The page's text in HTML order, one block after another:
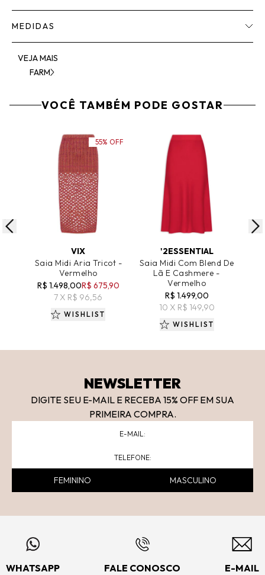
MEDIDAS
VEJA MAIS
FARM
VOCÊ TAMBÉM PODE GOSTAR
ADICIONAR AO CARRINHO
VIX
Saia Midi Aria Tricot -
Vermelho
R$ 1.498,00R$ 675,90
7 X R$ 96,56
55% OFF
WISHLIST
ADICIONAR AO CARRINHO
'2ESSENTIAL
Saia Midi Com Blend De
Lã E Cashmere -
Vermelho
R$ 1.499,00
10 X R$ 149,90
WISHLIST
NEWSLETTER
DIGITE SEU E-MAIL E RECEBA 15% OFF EM SUA
PRIMEIRA COMPRA.
FEMININO MASCULINO
WHATSAPP FALE CONOSCO E-MAIL